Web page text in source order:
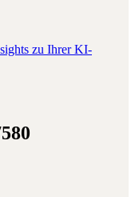
zu Ihrer KI-